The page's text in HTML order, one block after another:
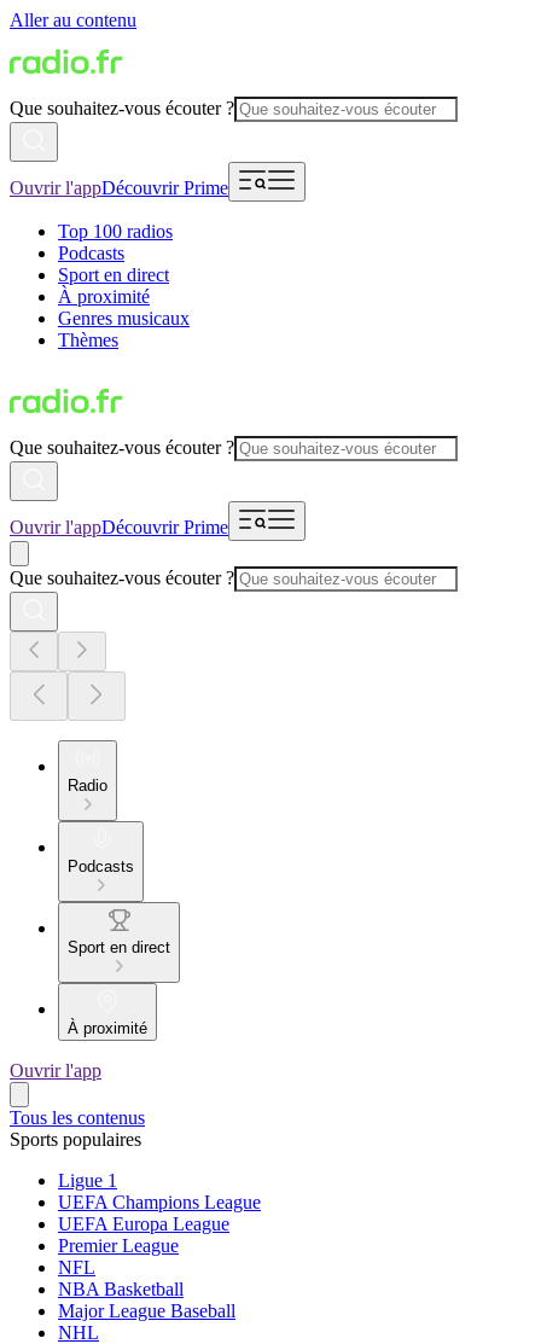
Aller au contenu
Que souhaitez-vous écouter ?
Ouvrir l'appDécouvrir Prime
Top 100 radios
Podcasts
Sport en direct
À proximité
Genres musicaux
Thèmes
Que souhaitez-vous écouter ?
Ouvrir l'appDécouvrir Prime
Que souhaitez-vous écouter ?
Radio
Podcasts
Sport en direct
À proximité
Ouvrir l'app
Tous les contenus
Sports populaires
Ligue 1
UEFA Champions League
UEFA Europa League
Premier League
NFL
NBA Basketball
Major League Baseball
NHL